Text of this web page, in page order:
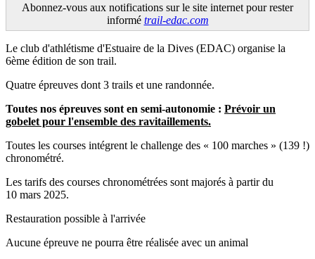
Abonnez-vous aux notifications sur le site internet pour rester
informé trail-edac.com
Le club d'athlétisme d'Estuaire de la Dives (EDAC) organise la
6ème édition de son trail.
Quatre épreuves dont 3 trails et une randonnée.
Toutes nos épreuves sont en semi-autonomie : Prévoir un
gobelet pour l'ensemble des ravitaillements.
Toutes les courses intégrent le challenge des « 100 marches » (139 !)
chronométré.
Les tarifs des courses chronométrées sont majorés à partir du
10 mars 2025.
Restauration possible à l'arrivée
Aucune épreuve ne pourra être réalisée avec un animal